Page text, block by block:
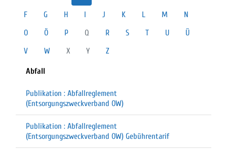
F
G H I J K L M
N
O
Ö P Q R S T U
Ü
V
W X Y Z
Abfall
Publikation : Abfallreglement
(Entsorgungszweckverband OW)
Publikation : Abfallreglement
(Entsorgungszweckverband OW) Gebührentarif